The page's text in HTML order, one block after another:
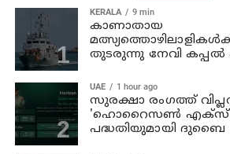
KERALA 9 min
കാണാതായ
തുടരുന്നു നേവി കപ്പല്‍
UAE 1 hour ago
സുരക്ഷാ രംഗത്ത്
'ഹൊറൈസണ്‍ എക്‌സ്';
പദ്ധതിയുമായി